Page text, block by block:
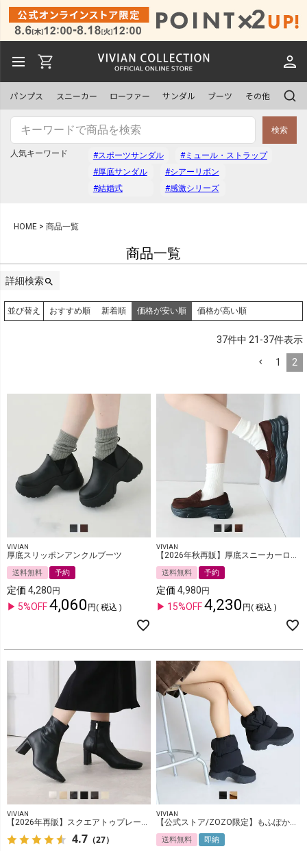
パンプス スニーカー ローファー サンダル ブーツ その他
検索
人気キーワード #スポーツサンダル
#ミュール・ストラップ
#厚底サンダル
#シアーリボン
#結婚式
#感激シリーズ
HOME 商品一覧
商品一覧
詳細検索
予約商品
並び順
新着順
価格が安い順 価格が高い順
検索
並び替え おすすめ順 新着順 価格が安い順 価格が高い順
37件中 21 -37件表示
1 2
VIVIAN
厚底スリッポンアンクルブーツ
送料無料 予約
定価 4,280
5%OFF4,060 税込
VIVIAN
【2026年秋再販】厚底スニーカーローファー
送料無料 予約
定価 4,980
15%OFF4,230 税込
VIVIAN
【2026年再販】スクエアトゥプレートヒールストレッチショートブーツ
4.7 （27）
VIVIAN
【公式ストア/ZOZO限定】もふぽか2WAY厚底ムートンキルティングカバーブーツ
送料無料 即納